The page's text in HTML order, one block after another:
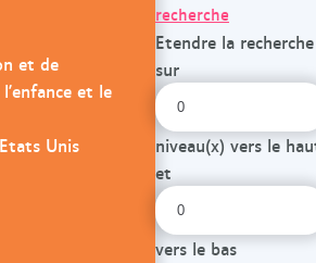
recherche
Etendre la recherche
sur
niveau(x) vers le
et
vers le bas
et de
et le
Unis